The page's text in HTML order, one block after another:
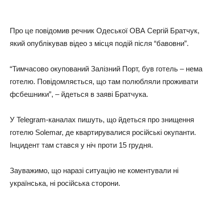
Про це повідомив речник Одеської ОВА Сергій Братчук,
який опублікував відео з місця подій після “бавовни”.
“Тимчасово окупований Залізний Порт, був готель – нема
готелю. Повідомляється, що там полюбляли проживати
фсбешники”, – йдеться в заяві Братчука.
У Telegram-каналах пишуть, що йдеться про знищення
готелю Solemar, де квартирувалися російські окупанти.
Інцидент там стався у ніч проти 15 грудня.
Зауважимо, що наразі ситуацію не коментували ні
українська, ні російська сторони.